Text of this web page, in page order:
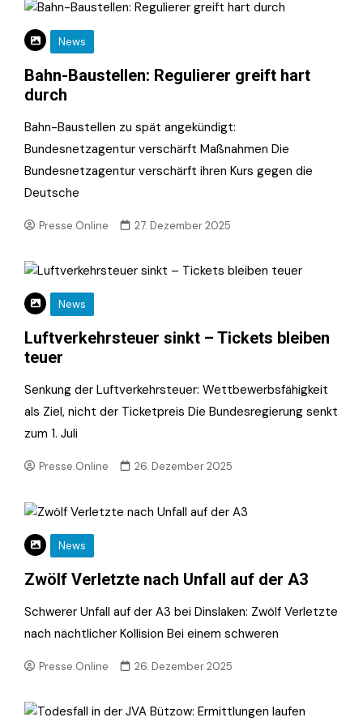
News
Bahn-Baustellen: Regulierer greift hart
durch
Bahn-Baustellen zu spät angekündigt:
Bundesnetzagentur verschärft Maßnahmen Die
Bundesnetzagentur verschärft ihren Kurs gegen die
Deutsche
Presse.Online 27. Dezember 2025
News
Luftverkehrsteuer sinkt – Tickets bleiben
teuer
Senkung der Luftverkehrsteuer: Wettbewerbsfähigkeit
als Ziel, nicht der Ticketpreis Die Bundesregierung senkt
zum 1. Juli
Presse.Online 26. Dezember 2025
News
Zwölf Verletzte nach Unfall auf der A3
Schwerer Unfall auf der A3 bei Dinslaken: Zwölf Verletzte
nach nächtlicher Kollision Bei einem schweren
Presse.Online 26. Dezember 2025